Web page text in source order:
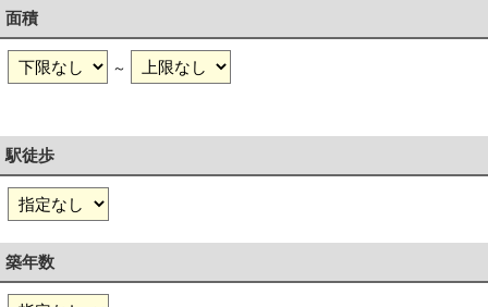
面積
～
駅徒歩
築年数